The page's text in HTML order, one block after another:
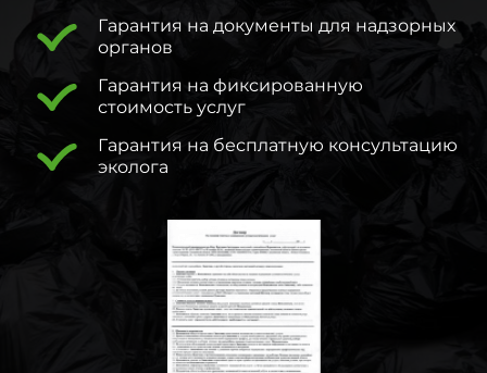
Гарантия на документы для надзорных
органов
Гарантия на фиксированную
стоимость услуг
Гарантия на бесплатную консультацию
эколога